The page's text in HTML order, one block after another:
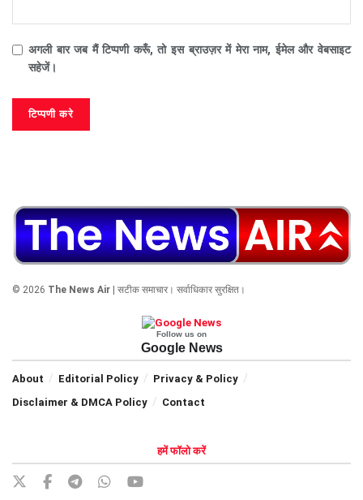
अगली बार जब मैं टिप्पणी करूँ, तो इस ब्राउज़र में मेरा नाम, ईमेल और वेबसाइट
सहेजें।
© 2026 The News Air | सटीक समाचार। सर्वाधिकार सुरक्षित।
Follow us on
Google News
About Editorial Policy
Privacy & Policy
Disclaimer & DMCA Policy
Contact
हमें फॉलो करें